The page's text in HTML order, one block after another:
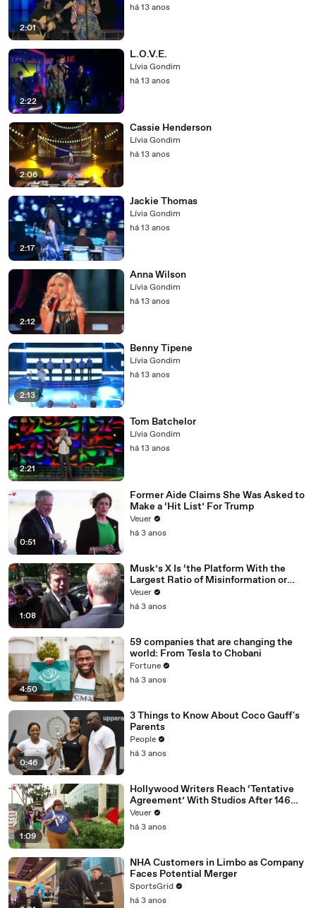
2:01
há 13 anos
2:22
L.O.V.E.
Lívia Gondim
há 13 anos
2:06
Cassie Henderson
Lívia Gondim
há 13 anos
2:17
Jackie Thomas
Lívia Gondim
há 13 anos
2:12
Anna Wilson
Lívia Gondim
há 13 anos
2:13
Benny Tipene
Lívia Gondim
há 13 anos
2:21
Tom Batchelor
Lívia Gondim
há 13 anos
0:51
Former Aide Claims She Was Asked to
Make a ‘Hit List’ For Trump
Veuer
há 3 anos
1:08
Musk’s X Is ‘the Platform With the
Largest Ratio of Misinformation or
Disinformation’ Amongst All Social
Media Platforms
Veuer
há 3 anos
4:50
59 companies that are changing the
world: From Tesla to Chobani
Fortune
há 3 anos
0:46
3 Things to Know About Coco Gauff's
Parents
People
há 3 anos
1:09
Hollywood Writers Reach ‘Tentative
Agreement’ With Studios After 146
Day Strike
Veuer
há 3 anos
NHA Customers in Limbo as Company
Faces Potential Merger
SportsGrid
há 3 anos